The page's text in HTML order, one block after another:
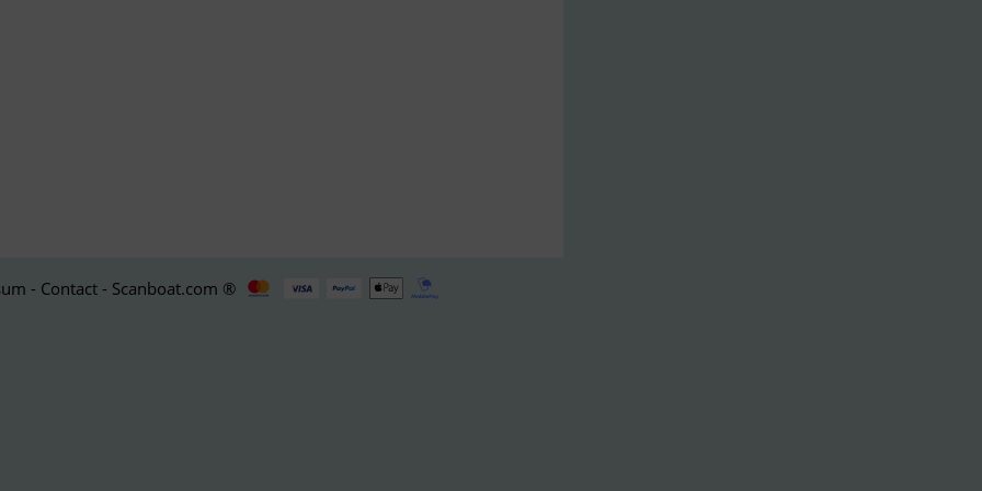
- Contact - Scanboat.com ®